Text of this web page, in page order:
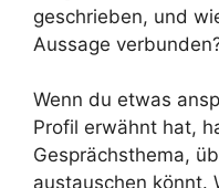
geschrieben, und
Aussage
Wenn du etwas
Profil erwähnt hat,
Gesprächsthema,
austauschen könnt.